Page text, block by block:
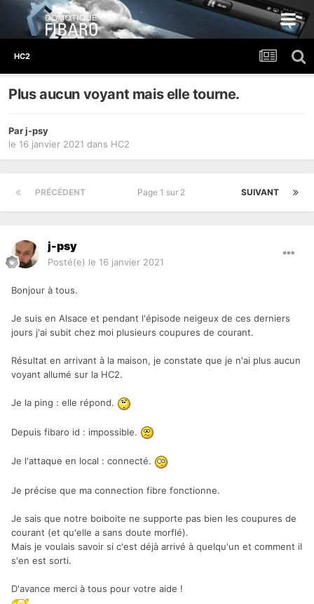
HC2
Plus aucun voyant mais elle tourne.
Parj-psy
le 16 janvier 2021 dans HC2
PRÉCÉDENT SUIVANT
Page 1 sur 2
j-psy
Posté(e) le 16 janvier 2021
Bonjour à tous.
Je suis en Alsace et pendant l'épisode neigeux de ces derniers
jours j'ai subit chez moi plusieurs coupures de courant.
Résultat en arrivant à la maison, je constate que je n'ai plus aucun
voyant allumé sur la HC2.
Je la ping : elle répond.
Depuis fibaro id : impossible.
Je l'attaque en local : connecté.
Je précise que ma connection fibre fonctionne.
Je sais que notre boiboite ne supporte pas bien les coupures de
courant (et qu'elle a sans doute morflé).
Mais je voulais savoir si c'est déjà arrivé à quelqu'un et comment il
s'en est sorti.
D'avance merci à tous pour votre aide !